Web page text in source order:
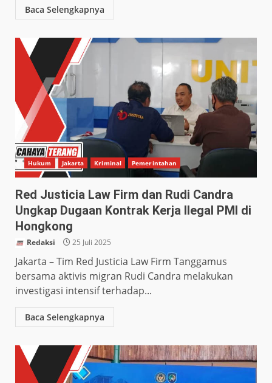
Baca Selengkapnya
Hukum Jakarta Kriminal Pemerintahan
Red Justicia Law Firm dan Rudi Candra
Ungkap Dugaan Kontrak Kerja Ilegal PMI di
Hongkong
Redaksi 25 Juli 2025
Jakarta – Tim Red Justicia Law Firm Tanggamus
bersama aktivis migran Rudi Candra melakukan
investigasi intensif terhadap...
Baca Selengkapnya